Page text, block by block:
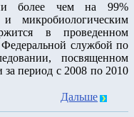
более чем на 99%
микробиологическим
в проведенном
службой по
посвященном
период с 2008 по 2010
Дальше